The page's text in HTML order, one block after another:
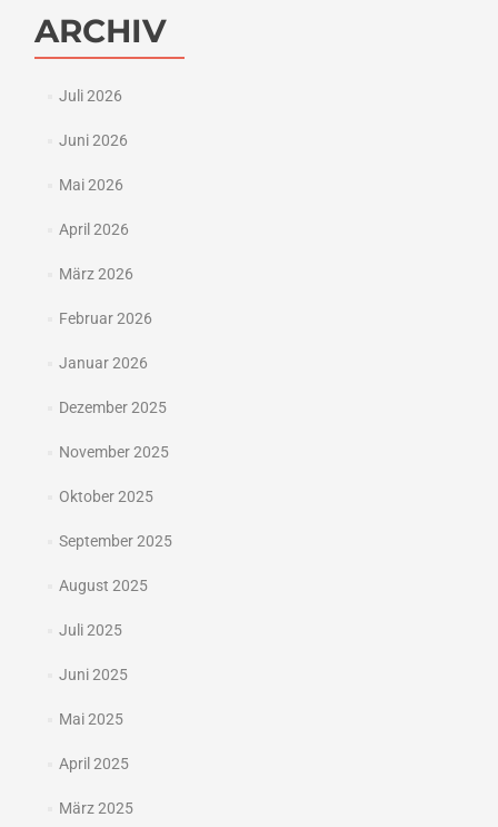
ARCHIV
Juli 2026
Juni 2026
Mai 2026
April 2026
März 2026
Februar 2026
Januar 2026
Dezember 2025
November 2025
Oktober 2025
September 2025
August 2025
Juli 2025
Juni 2025
Mai 2025
April 2025
März 2025